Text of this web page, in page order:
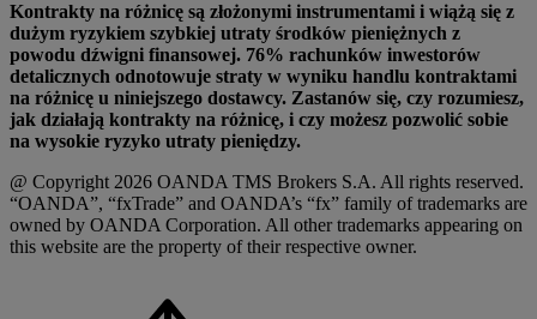
Kontrakty na różnicę są złożonymi instrumentami i wiążą się z
dużym ryzykiem szybkiej utraty środków pieniężnych z
powodu dźwigni finansowej. 76% rachunków inwestorów
detalicznych odnotowuje straty w wyniku handlu kontraktami
na różnicę u niniejszego dostawcy. Zastanów się, czy rozumiesz,
jak działają kontrakty na różnicę, i czy możesz pozwolić sobie
na wysokie ryzyko utraty pieniędzy.
@ Copyright 2026 OANDA TMS Brokers S.A. All rights reserved.
“OANDA”, “fxTrade” and OANDA’s “fx” family of trademarks are
owned by OANDA Corporation. All other trademarks appearing on
this website are the property of their respective owner.